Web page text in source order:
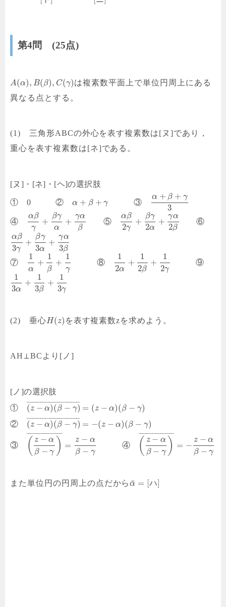
第4問 (25点)
A(α), B(β), C(γ)は複素数平面上で単位円周上にある
異なる点とする。
(1) 三角形ABCの外心を表す複素数は[ヌ]であり，
重心を表す複素数は[ネ]である。
[ヌ]・[ネ]・[ヘ]の選択肢
① 0 ②α + β + γ ③
α + β + γ
3
④
αβ
γ
+
βγ
α
+
γα
β
⑤
αβ
2γ
+
βγ
2α
+
γα
2β
⑥
αβ
3γ
+
βγ
3α
+
γα
3β
⑦
1
α
+
1
β
+
1
γ
⑧
1
2α
+
1
2β
+
1
2γ
⑨
1
3α
+
1
3β
+
1
3γ
(2) 垂心H(z) を表す複素数zを求めよう。
AH⊥BCより[ノ]
[ノ]の選択肢
① (z − α)(β − γ)
¯ ¯
¯¯¯¯¯¯¯¯¯¯¯¯¯¯¯¯¯¯¯¯¯¯¯¯¯¯¯¯¯ = (z − α)(β − γ)
② (z − α)(β − γ)
¯ ¯
¯¯¯¯¯¯¯¯¯¯¯¯¯¯¯¯¯¯¯¯¯¯¯¯¯¯¯¯¯ = −(z − α)(β − γ)
③ ( z − α
β − γ )
¯ ¯
¯¯¯¯¯¯¯¯¯¯¯¯¯¯¯¯¯¯¯
=
z − α
β − γ
④ ( z − α
β − γ )
¯ ¯
¯¯¯¯¯¯¯¯¯¯¯¯¯¯¯¯¯¯¯
= −
z − α
β − γ
また単位円の円周上の点だからα
¯ = ハ